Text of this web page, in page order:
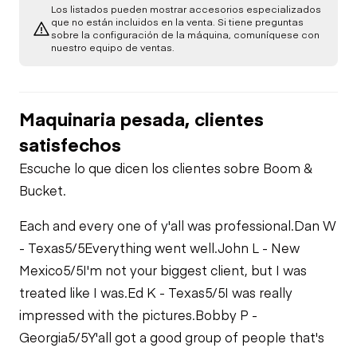
Los listados pueden mostrar accesorios especializados
que no están incluidos en la venta. Si tiene preguntas
sobre la configuración de la máquina, comuníquese con
nuestro equipo de ventas.
Maquinaria pesada, clientes
satisfechos
Escuche lo que dicen los clientes sobre Boom &
Bucket.
Each and every one of y'all was professional.Dan W
- Texas5/5Everything went well.John L - New
Mexico5/5I'm not your biggest client, but I was
treated like I was.Ed K - Texas5/5I was really
impressed with the pictures.Bobby P -
Georgia5/5Y'all got a good group of people that's